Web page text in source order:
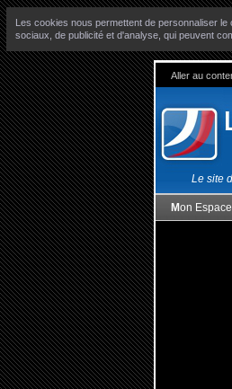
Les cookies nous permettent de personnaliser
sociaux, de publicité et d'analyse, qui peuvent
Aller au
Le site
Mon Espace